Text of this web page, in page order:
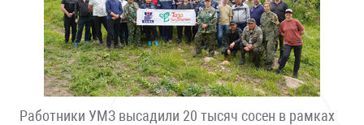
Работники УМЗ высадили 20 тысяч сосен в рамках